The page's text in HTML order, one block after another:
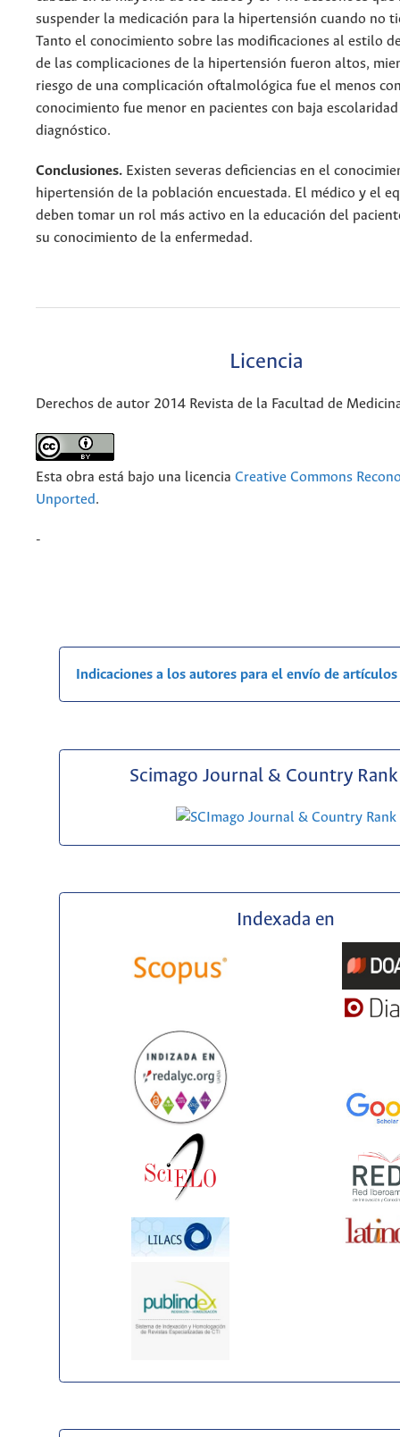
suspender la medicación para la hipertensión cuando no
Tanto el conocimiento sobre las modificaciones al estilo
de las complicaciones de la hipertensión fueron altos,
riesgo de una complicación oftalmológica fue el menos
conocimiento fue menor en pacientes con baja
diagnóstico.
Conclusiones. Existen severas deficiencias en el
hipertensión de la población encuestada. El médico y el
deben tomar un rol más activo en la educación del
su conocimiento de la enfermedad.
Licencia
Derechos de autor 2014 Revista de la Facultad de
Esta obra está bajo una licencia Creative Commons
Unported.
-
Indicaciones a los autores para el envío de artículos
Scimago Journal & Country Rank
Indexada en